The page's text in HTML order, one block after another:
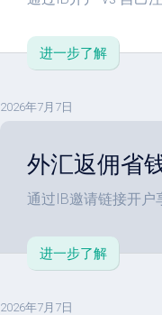
进一步了解
2026年7月7日
外汇返佣省
通过IB邀请链接开户
进一步了解
2026年7月7日